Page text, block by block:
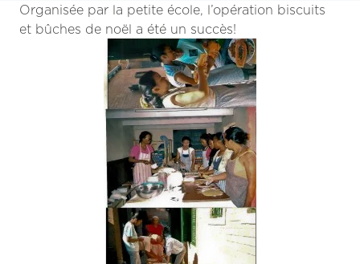
Organisée par la petite école, l’opération biscuits
et bûches de noël a été un succès!